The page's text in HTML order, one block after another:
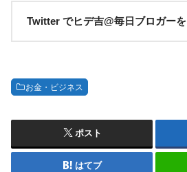
Twitter でヒデ吉@毎日ブロガーを
お金・ビジネス
ポスト
はてブ